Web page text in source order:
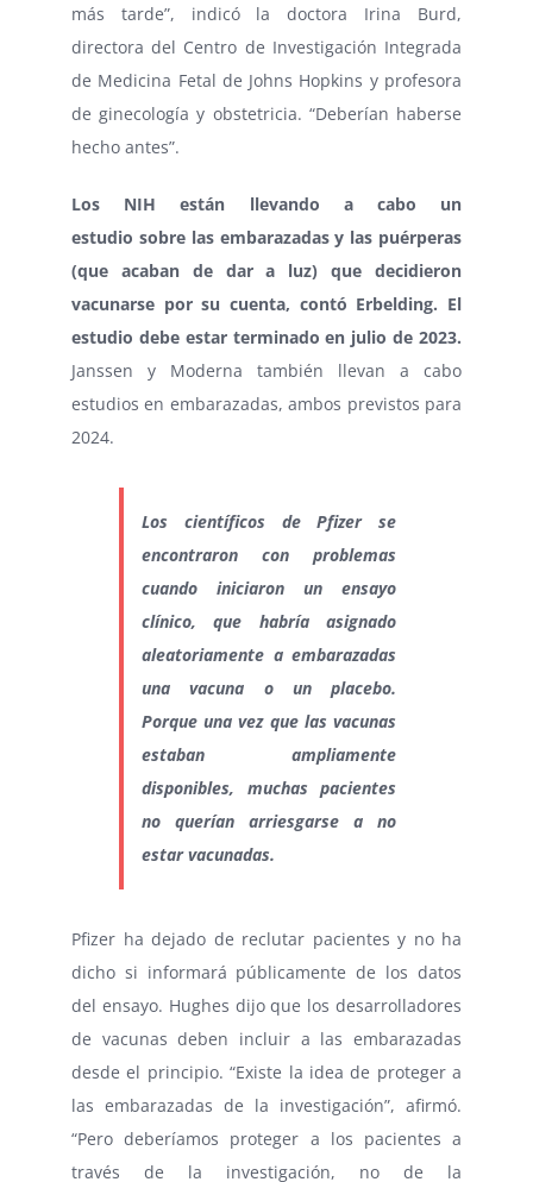
más tarde”, indicó la doctora Irina Burd,
directora del Centro de Investigación Integrada
de Medicina Fetal de Johns Hopkins y profesora
de ginecología y obstetricia. “Deberían haberse
hecho antes”.
Los NIH están llevando a cabo un
estudio sobre las embarazadas y las puérperas
(que acaban de dar a luz) que decidieron
vacunarse por su cuenta, contó Erbelding. El
estudio debe estar terminado en julio de 2023.
Janssen y Moderna también llevan a cabo
estudios en embarazadas, ambos previstos para
2024.
Los científicos dePfizerse
encontraron con problemas
cuando iniciaron un ensayo
clínico, que habría asignado
aleatoriamente a embarazadas
una vacuna o un placebo.
Porque una vez que las vacunas
estaban ampliamente
disponibles, muchas pacientes
no querían arriesgarse a no
estar vacunadas.
Pfizer ha dejado de reclutar pacientes y no ha
dicho si informará públicamente de los datos
del ensayo. Hughes dijo que los desarrolladores
de vacunas deben incluir a las embarazadas
desde el principio. “Existe la idea de proteger a
las embarazadas de la investigación”, afirmó.
“Pero deberíamos proteger a los pacientes a
través de la investigación, no de la